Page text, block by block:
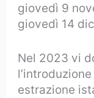
giovedì 9
giovedì 14
Nel 2023 vi
estrazione